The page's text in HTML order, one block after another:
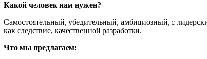
Какой человек нам нужен?
Самостоятельный, убедительный, амбициозный, с
как следствие, качественной разработки.
Что мы предлагаем: